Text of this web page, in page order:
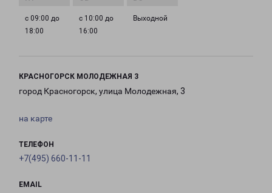
с 09:00 до
18:00
с 10:00 до
16:00
Выходной
КРАСНОГОРСК МОЛОДЕЖНАЯ 3
город Красногорск, улица Молодежная, 3
на карте
ТЕЛЕФОН
+7(495) 660-11-11
EMAIL